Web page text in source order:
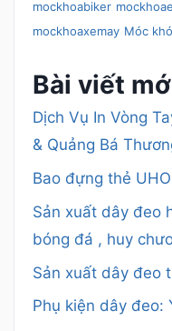
mockhoabiker
mockhoaxemay Móc
Bài viết
Dịch Vụ In Vòng
& Quảng Bá
Bao đựng thẻ
Sản xuất dây đeo
bóng đá , huy
Sản xuất dây đeo
Phụ kiện dây đeo: